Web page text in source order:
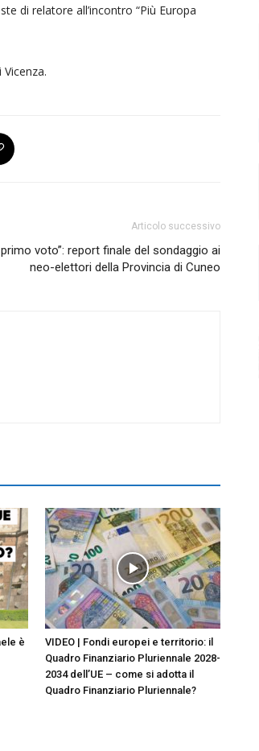
di relatore all’incontro “Più Europa
Articolo successivo
voto”: report finale del sondaggio ai
neo-elettori della Provincia di Cuneo
è
VIDEO | Fondi europei e territorio: il
Quadro Finanziario Pluriennale 2028-
2034 dell’UE – come si adotta il
Quadro Finanziario Pluriennale?